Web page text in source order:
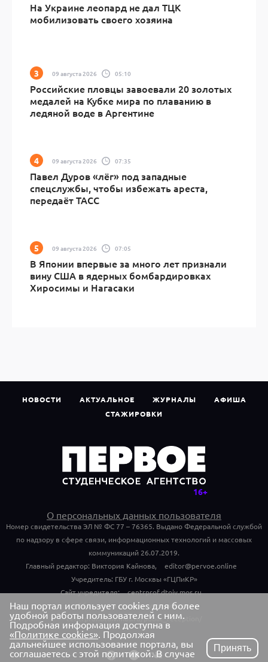
На Украине леопард не дал ТЦК
мобилизовать своего хозяина
09 августа 2026 05:10
Российские пловцы завоевали 20 золотых
медалей на Кубке мира по плаванию в
ледяной воде в Аргентине
09 августа 2026 07:35
Павел Дуров «лёг» под западные
спецслужбы, чтобы избежать ареста,
передаёт ТАСС
09 августа 2026 07:05
В Японии впервые за много лет признали
вину США в ядерных бомбардировках
Хиросимы и Нагасаки
НОВОСТИ АКТУАЛЬНОЕ ЖУРНАЛЫ
АФИША
СТАЖИРОВКИ
О персональных данных пользователя
Номер свидетельства ЭЛ № ФС 77 – 76365. Выдано Федеральной службой
по надзору в сфере связи, информационных технологий и массовых
коммуникаций 26.07.2019.
Главный редактор: Виктория Кайнова,
editor@pervoe.online
Учредитель: ГБУ г. Москвы «ГЦПиКР»
Сайт учредителя:
centrprof.dtoiv.mos.ru
Обращения граждан учредителю:
centrprof.dtoiv.mos.ru/public_reception/
Наш портал использует cookies для более
удобной работы пользователей с ним.
Подробная информация доступна в
«Политике cookies». Продолжая
дальнейшее использование портала, вы
соглашаетесь с этой политикой. В случае
Принять